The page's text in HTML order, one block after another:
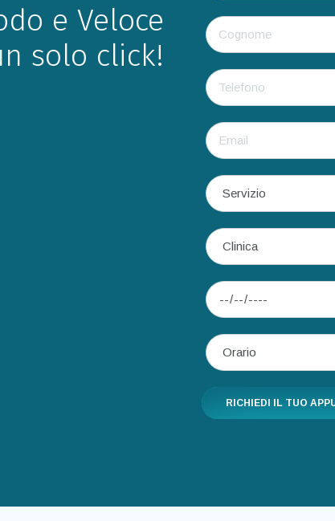
e Veloce
solo click!